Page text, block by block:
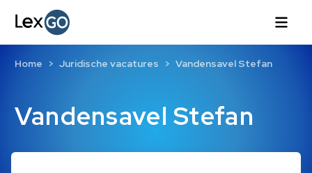
Vandensavel Stefan
Home Juridische vacatures Vandensavel Stefan